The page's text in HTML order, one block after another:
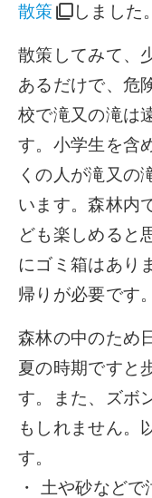
散策
しました。
散策してみて、
あるだけで、危
校で滝又の滝は
す。小学生を含
くの人が滝又の
います。森林内
ども楽しめると
にゴミ箱はあり
帰りが必要です。
森林の中のため
夏の時期ですと
す。また、ズボ
もしれません。
す。
・ 土や砂など